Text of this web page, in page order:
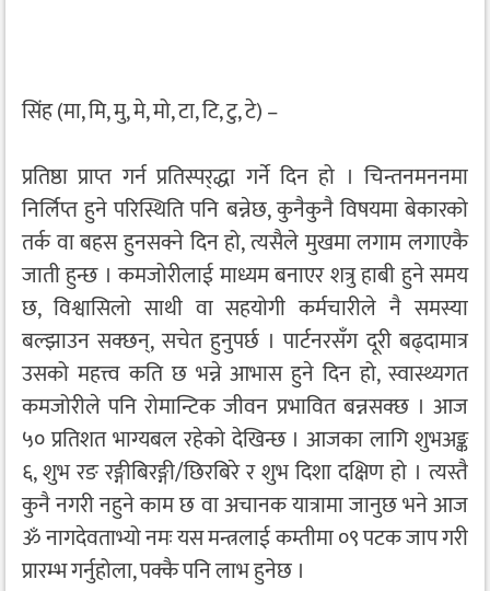
सिंह (मा, मि, मु, मे, मो, टा, टि, टु, टे) –
प्रतिष्ठा प्राप्त गर्न प्रतिस्पर्‌द्धा गर्ने दिन हो । चिन्तनमननमा
निर्लिप्त हुने परिस्थिति पनि बन्नेछ, कुनैकुनै विषयमा बेकारको
तर्क वा बहस हुनसक्ने दिन हो, त्यसैले मुखमा लगाम लगाएकै
जाती हुन्छ । कमजोरीलाई माध्यम बनाएर शत्रु हाबी हुने समय
छ, विश्वासिलो साथी वा सहयोगी कर्मचारीले नै समस्या
बल्झाउन सक्छन्, सचेत हुनुपर्छ । पार्टनरसँग दूरी बढ्दामात्र
उसको महत्त्व कति छ भन्ने आभास हुने दिन हो, स्वास्थ्यगत
कमजोरीले पनि रोमान्टिक जीवन प्रभावित बन्नसक्छ । आज
५० प्रतिशत भाग्यबल रहेको देखिन्छ । आजका लागि शुभअङ्क
६, शुभ रङ रङ्गीबिरङ्गी/छिरबिरे र शुभ दिशा दक्षिण हो । त्यस्तै
कुनै नगरी नहुने काम छ वा अचानक यात्रामा जानुछ भने आज
ॐ नागदेवताभ्यो नमः यस मन्त्रलाई कम्तीमा ०९ पटक जाप गरी
प्रारम्भ गर्नुहोला, पक्कै पनि लाभ हुनेछ ।